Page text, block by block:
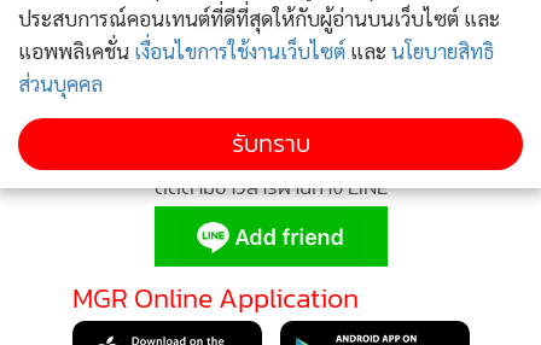
ข่าวอื่นในหมวด
ติดตามข่าวสารผ่านทาง LINE
MGR Online Application
ประสบการณ์คอนเทนต์ที่ดีที่สุดให้กับผู้อ่านบนเว็บไซต์ และ
แอพพลิเคชั่น เงื่อนไขการใช้งานเว็บไซต์ และ นโยบายสิทธิ
ส่วนบุคคล
รับทราบ